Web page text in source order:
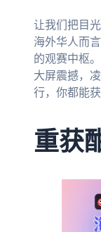
让我们把目
海外华人而
的观赛中枢
大屏震撼，
行，你都能
重获